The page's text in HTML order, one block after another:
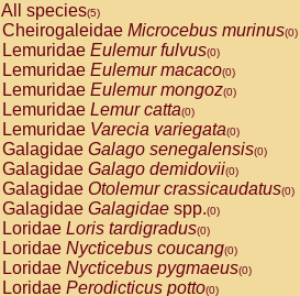
All species(5)
Cheirogaleidae Microcebus murinus(0)
Lemuridae Eulemur fulvus(0)
Lemuridae Eulemur macaco(0)
Lemuridae Eulemur mongoz(0)
Lemuridae Lemur catta(0)
Lemuridae Varecia variegata(0)
Galagidae Galago senegalensis(0)
Galagidae Galago demidovii(0)
Galagidae Otolemur crassicaudatus(0)
Galagidae Galagidae spp.(0)
Loridae Loris tardigradus(0)
Loridae Nycticebus coucang(0)
Loridae Nycticebus pygmaeus(0)
Loridae Perodicticus potto(0)